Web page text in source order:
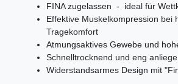
FINA zugelassen - ideal für
Effektive Muskelkompression bei
Tragekomfort
Atmungsaktives Gewebe und
Schnelltrocknend und eng
Widerstandsarmes Design mit